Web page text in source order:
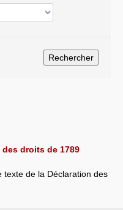
droits de 1789
texte de la Déclaration des